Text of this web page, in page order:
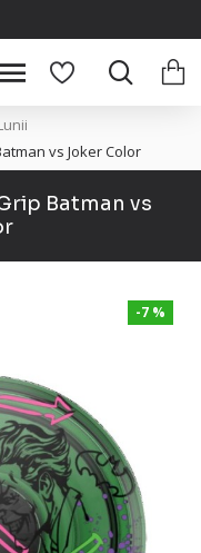
vs Joker Color
Batman vs
-7 %